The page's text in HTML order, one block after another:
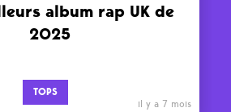
album rap UK de
2025
TOPS
il y a 7 mois